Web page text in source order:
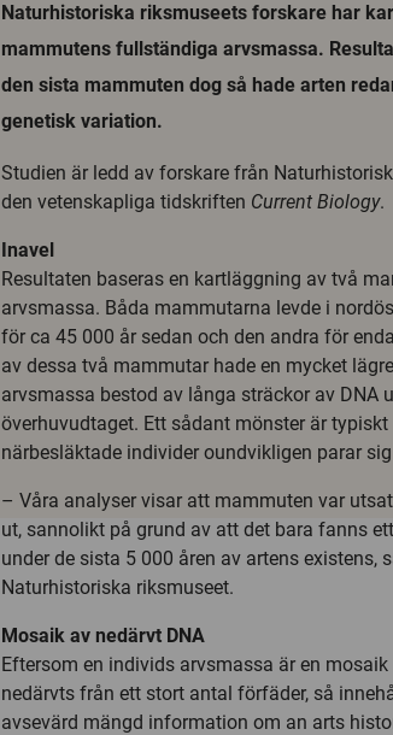
Naturhistoriska riksmuseets forskare har
mammutens fullständiga arvsmassa.
den sista mammuten dog så hade arten
genetisk variation.
Studien är ledd av forskare från
den vetenskapliga tidskriften Current Biology.
Inavel
Resultaten baseras en kartläggning av två
arvsmassa. Båda mammutarna levde i
för ca 45 000 år sedan och den andra för
av dessa två mammutar hade en mycket
arvsmassa bestod av långa sträckor av DNA
överhuvudtaget. Ett sådant mönster är
närbesläktade individer oundvikligen parar
– Våra analyser visar att mammuten var
ut, sannolikt på grund av att det bara fanns
under de sista 5 000 åren av artens existens,
Naturhistoriska riksmuseet.
Mosaik av nedärvt DNA
Eftersom en individs arvsmassa är en
nedärvts från ett stort antal förfäder, så
avsevärd mängd information om an arts